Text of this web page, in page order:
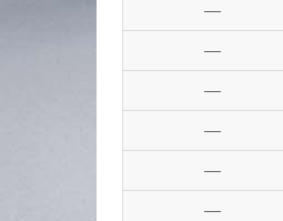
—
—
—
—
—
—